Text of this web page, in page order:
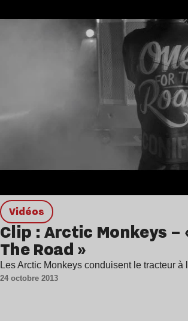
Vidéos
Clip : Arctic Monkeys –
The Road »
Les Arctic Monkeys conduisent le tracteur à
24 octobre 2013